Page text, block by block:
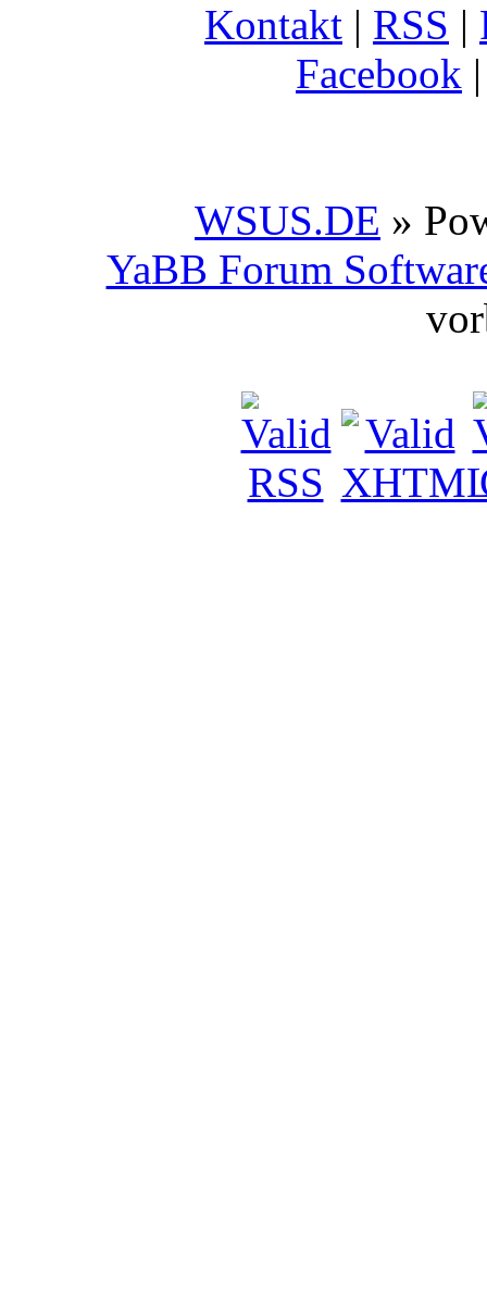
Kontakt | RSS |
Facebook
WSUS.DE »
YaBB Forum